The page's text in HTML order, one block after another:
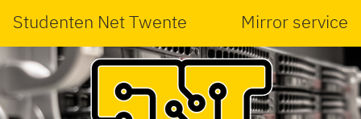
Studenten Net Twente Mirror service